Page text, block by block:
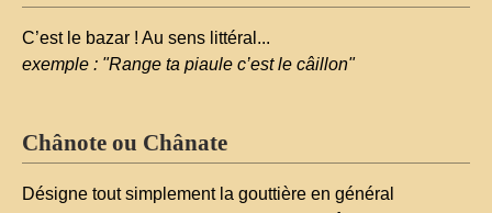
C’est le bazar ! Au sens littéral...
exemple : "Range ta piaule c’est le câillon"
Chânote ou Chânate
Désigne tout simplement la gouttière en général